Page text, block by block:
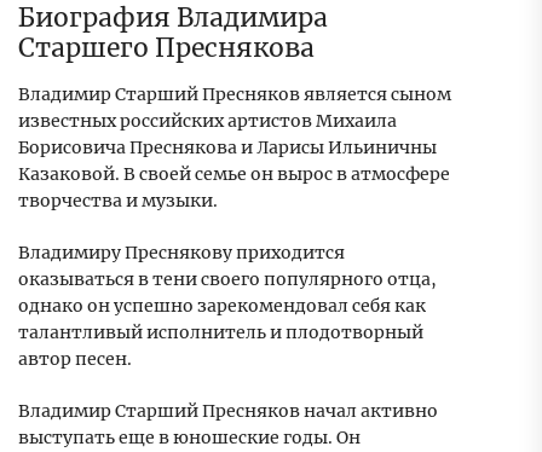
Биография Владимира
Старшего Преснякова
Владимир Старший Пресняков является сыном
известных российских артистов Михаила
Борисовича Преснякова и Ларисы Ильиничны
Казаковой. В своей семье он вырос в атмосфере
творчества и музыки.
Владимиру Преснякову приходится
оказываться в тени своего популярного отца,
однако он успешно зарекомендовал себя как
талантливый исполнитель и плодотворный
автор песен.
Владимир Старший Пресняков начал активно
выступать еще в юношеские годы. Он